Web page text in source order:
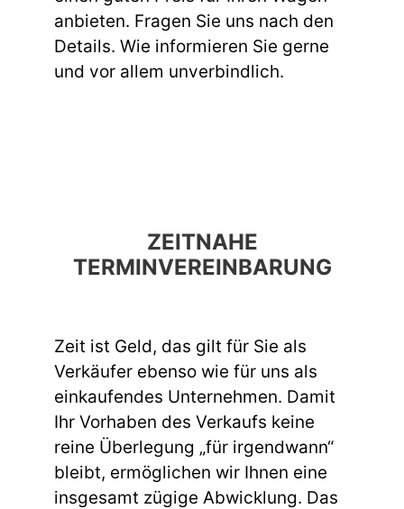
anbieten. Fragen Sie uns nach den
Details. Wie informieren Sie gerne
und vor allem unverbindlich.
ZEITNAHE
TERMINVEREINBARUNG
Zeit ist Geld, das gilt für Sie als
Verkäufer ebenso wie für uns als
einkaufendes Unternehmen. Damit
Ihr Vorhaben des Verkaufs keine
reine Überlegung „für irgendwann“
bleibt, ermöglichen wir Ihnen eine
insgesamt zügige Abwicklung. Das